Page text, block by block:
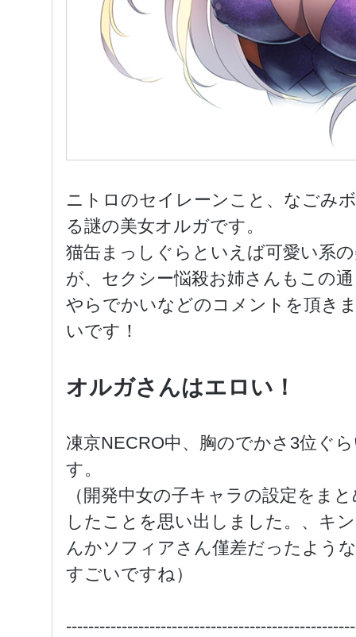
ニトロのセイレーンこと、なごみ
る謎の美女オルガです。
猫缶まっしぐらといえば可愛い系
が、セクシー悩殺お姉さんもこの
やらでかいなどのコメントを頂き
いです！
オルガさんはエロい！
凍京NECRO中、胸のでかさ3位ぐ
す。
（開発中女の子キャラの設定をま
したことを思い出しました。、キ
んかソフィアさん僅差だったよう
すごいですね）